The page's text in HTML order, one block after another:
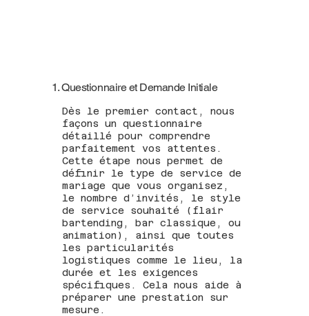
1. Questionnaire et Demande Initiale
Dès le premier contact, nous
façons un questionnaire
détaillé pour comprendre
parfaitement vos attentes.
Cette étape nous permet de
définir le type de service de
mariage que vous organisez,
le nombre d’invités, le style
de service souhaité (flair
bartending, bar classique, ou
animation), ainsi que toutes
les particularités
logistiques comme le lieu, la
durée et les exigences
spécifiques. Cela nous aide à
préparer une prestation sur
mesure.